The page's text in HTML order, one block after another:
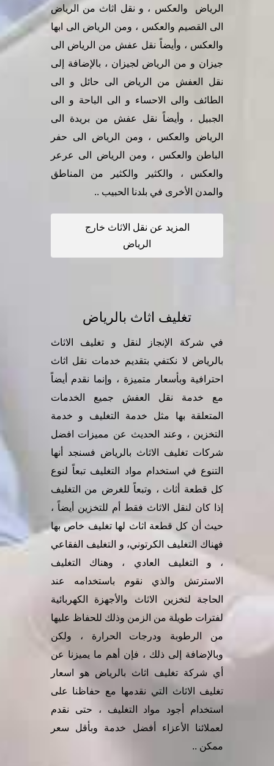
الرياض والعكس ، و نقل اثاث من الرياض
الى القصيم والعكس ، ومن الرياض الى ابها
والعكس ، وأيضاً نقل عفش من الرياض الى
جيزان و من الرياض لجيزان ، بالإضافة إلى
نقل العفش من الرياض الى حائل و الى
الطائف والى الاحساء و الى الباحة و الى
الجبيل ، وأيضاً نقل عفش من بريدة الى
الرياض والعكس ، ومن الرياض الى حفر
الباطن والعكس ، ومن الرياض الى عرعر
والعكس ، والكثير والكثير من المناطق
والمدن الأخرى في بلدنا الحبيب ..
المزيد عن نقل الاثاث خارج
الرياض
تغليف اثاث بالرياض
في شركة الإنجاز لنقل و تغليف الاثاث
بالرياض لا نكتفي بتقديم خدمات نقل اثاث
احترافية وبأسعار متميزة ، وإنما نقدم أيضاً
مع خدمة نقل العفش جميع الخدمات
المتعلقة بها مثل خدمة التغليف و خدمة
التخزين ، وعند الحديث عن مميزات افضل
شركات تغليف الاثاث بالرياض فسنجد أنها
التنوع في استخدام مواد التغليف تبعاً لنوع
كل قطعة أثاث ، وتبعاً للغرض من التغليف
إذا كان لنقل الاثاث فقط أم للتخزين أيضاً ،
حيث أن كل قطعة اثاث لها تغليف خاص بها
فهناك التغليف الكرتوني، و التغليف الفقاعي
، و التغليف العادي ، وهناك التغليف
الاسترتش والذي نقوم باستخدامه عند
الحاجة لتخزين الاثاث والأجهزة الكهربائية
لفترات طويلة من الزمن وذلك للحفاظ عليها
من الرطوبة ودرجات الحرارة ، ولكن
وبالإضافة إلى ذلك ، فإن أهم ما يميزنا عن
أي شركة تغليف اثاث بالرياض هو اسعار
تغليف الاثاث التي نقدمها مع حفاظنا على
استخدام أجود مواد التغليف ، حتى نقدم
لعملائنا الأعزاء أفضل خدمة وبأقل سعر
ممكن ..